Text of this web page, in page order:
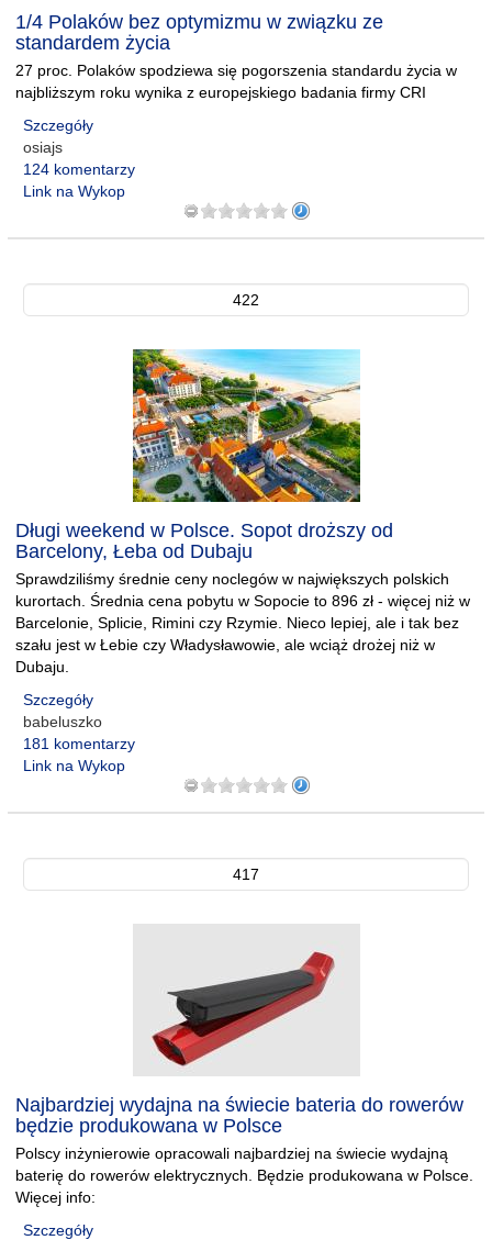
1/4 Polaków bez optymizmu w związku ze
standardem życia
27 proc. Polaków spodziewa się pogorszenia standardu życia w
najbliższym roku wynika z europejskiego badania firmy CRI
Szczegóły
osiajs
124 komentarzy
Link na Wykop
422
Długi weekend w Polsce. Sopot droższy od
Barcelony, Łeba od Dubaju
Sprawdziliśmy średnie ceny noclegów w największych polskich
kurortach. Średnia cena pobytu w Sopocie to 896 zł - więcej niż w
Barcelonie, Splicie, Rimini czy Rzymie. Nieco lepiej, ale i tak bez
szału jest w Łebie czy Władysławowie, ale wciąż drożej niż w
Dubaju.
Szczegóły
babeluszko
181 komentarzy
Link na Wykop
417
Najbardziej wydajna na świecie bateria do rowerów
będzie produkowana w Polsce
Polscy inżynierowie opracowali najbardziej na świecie wydajną
baterię do rowerów elektrycznych. Będzie produkowana w Polsce.
Więcej info:
Szczegóły